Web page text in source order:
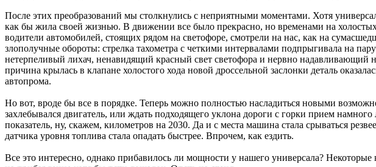
После этих преобразований мы столкнулись с неприятными моментами. Хотя
как бы жила своей жизнью. В движении все было прекрасно, но временами на
водители автомобилей, стоящих рядом на светофоре, смотрели на нас, как на
злополучные обороты: стрелка тахометра с четкими интервалами подпрыгивала на
нетерпеливый лихач, ненавидящий красный свет светофора и нервно надавливающий
причина крылась в клапане холостого хода новой дроссельной заслонки деталь
автопрома.
Но вот, вроде бы все в порядке. Теперь можно полностью насладиться новыми
захлебывался двигатель, или ждать подходящего уклона дороги с горки прием
показатель, ну, скажем, километров на 2030. Да и с места машина стала срываться
датчика уровня топлива стала опадать быстрее. Впрочем, как ездить.
Все это интересно, однако прибавилось ли мощности у нашего универсала?